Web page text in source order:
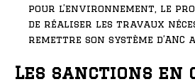
pour l’environnement, le
de réaliser les travaux
remettre son système d’ANC
Les sanctions en